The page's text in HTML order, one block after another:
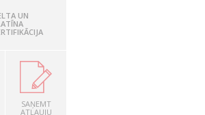
UN
SAŅEMT
ATĻAUJU